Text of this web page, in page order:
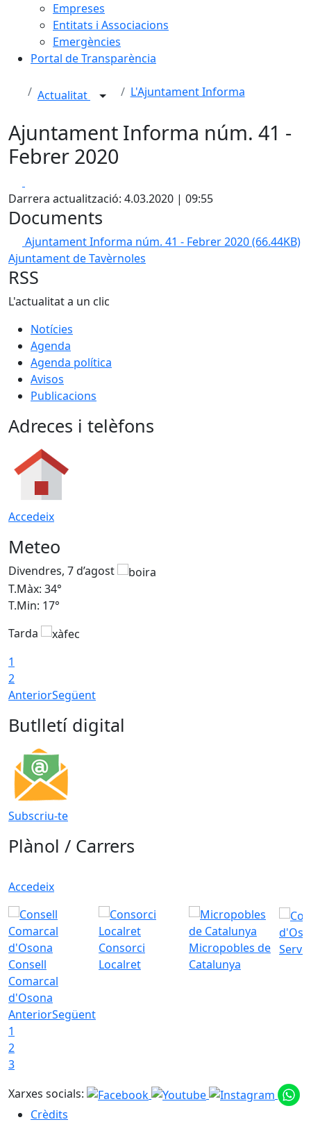
Empreses
Entitats i Associacions
Emergències
Portal de Transparència
Actualitat L'Ajuntament Informa
Ajuntament Informa núm. 41 -
Febrer 2020
Darrera actualització: 4.03.2020 | 09:55
Documents
Ajuntament Informa núm. 41 - Febrer 2020(66.44KB)
Ajuntament de Tavèrnoles
RSS
L'actualitat a un clic
Notícies
Agenda
Agenda política
Avisos
Publicacions
Adreces i telèfons
Accedeix
Meteo
Divendres, 7 d’agost
T.Màx: 34°
T.Min: 17°
Tarda
1
2
AnteriorSegüent
Butlletí digital
Subscriu-te
Plànol / Carrers
Accedeix
Consell
Comarcal
d'Osona
Consorci
Localret
Micropobles de
Catalunya
AnteriorSegüent
1
2
3
Xarxes socials:
Crèdits